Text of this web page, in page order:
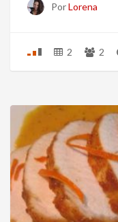
PorLorena
2 2